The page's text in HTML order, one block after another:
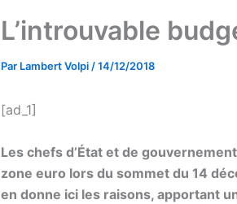
L’introuvable
Par Lambert Volpi /14/12/2018
[ad_1]
Les chefs d’État et de
zone euro lors du sommet du 14
en donne ici les raisons, apportant